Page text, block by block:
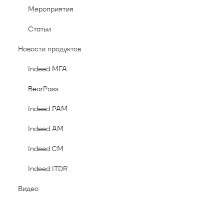
Мероприятия
Статьи
Новости продуктов
Indeed MFA
BearPass
Indeed PAM
Indeed AM
Indeed CM
Indeed ITDR
Видео